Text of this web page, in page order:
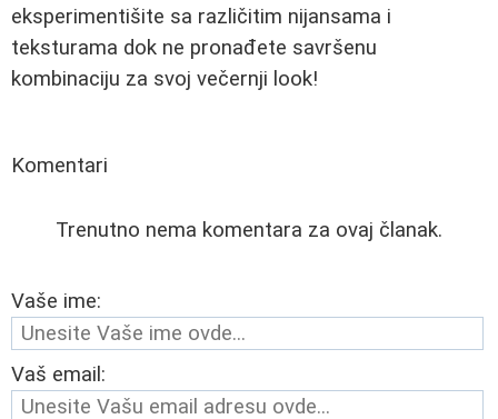
eksperimentišite sa različitim nijansama i
teksturama dok ne pronađete savršenu
kombinaciju za svoj večernji look!
Komentari
Trenutno nema komentara za ovaj članak.
Vaše ime:
Vaš email: